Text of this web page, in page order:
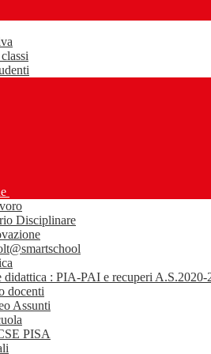
Disciplinare
didattica : PIA-PAI e recuperi A.S.2020-
docenti
Assunti
PISA